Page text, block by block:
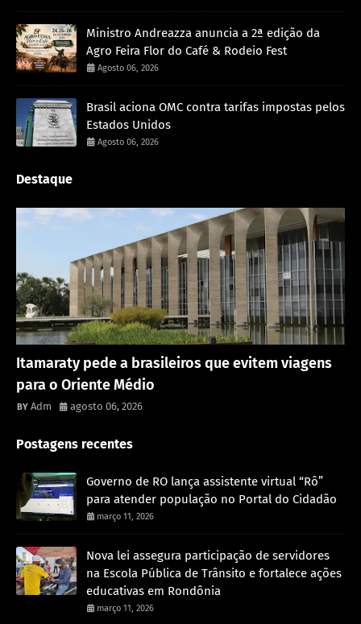
Ministro Andreazza anuncia a 2ª edição da
Agro Feira Flor do Café & Rodeio Fest
Agosto 06, 2026
Brasil aciona OMC contra tarifas impostas pelos
Estados Unidos
Agosto 06, 2026
Destaque
Itamaraty pede a brasileiros que evitem viagens
para o Oriente Médio
Adm agosto 06, 2026
Postagens recentes
Governo de RO lança assistente virtual “Rô”
para atender população no Portal do Cidadão
março 11, 2026
Nova lei assegura participação de servidores
na Escola Pública de Trânsito e fortalece ações
educativas em Rondônia
março 11, 2026